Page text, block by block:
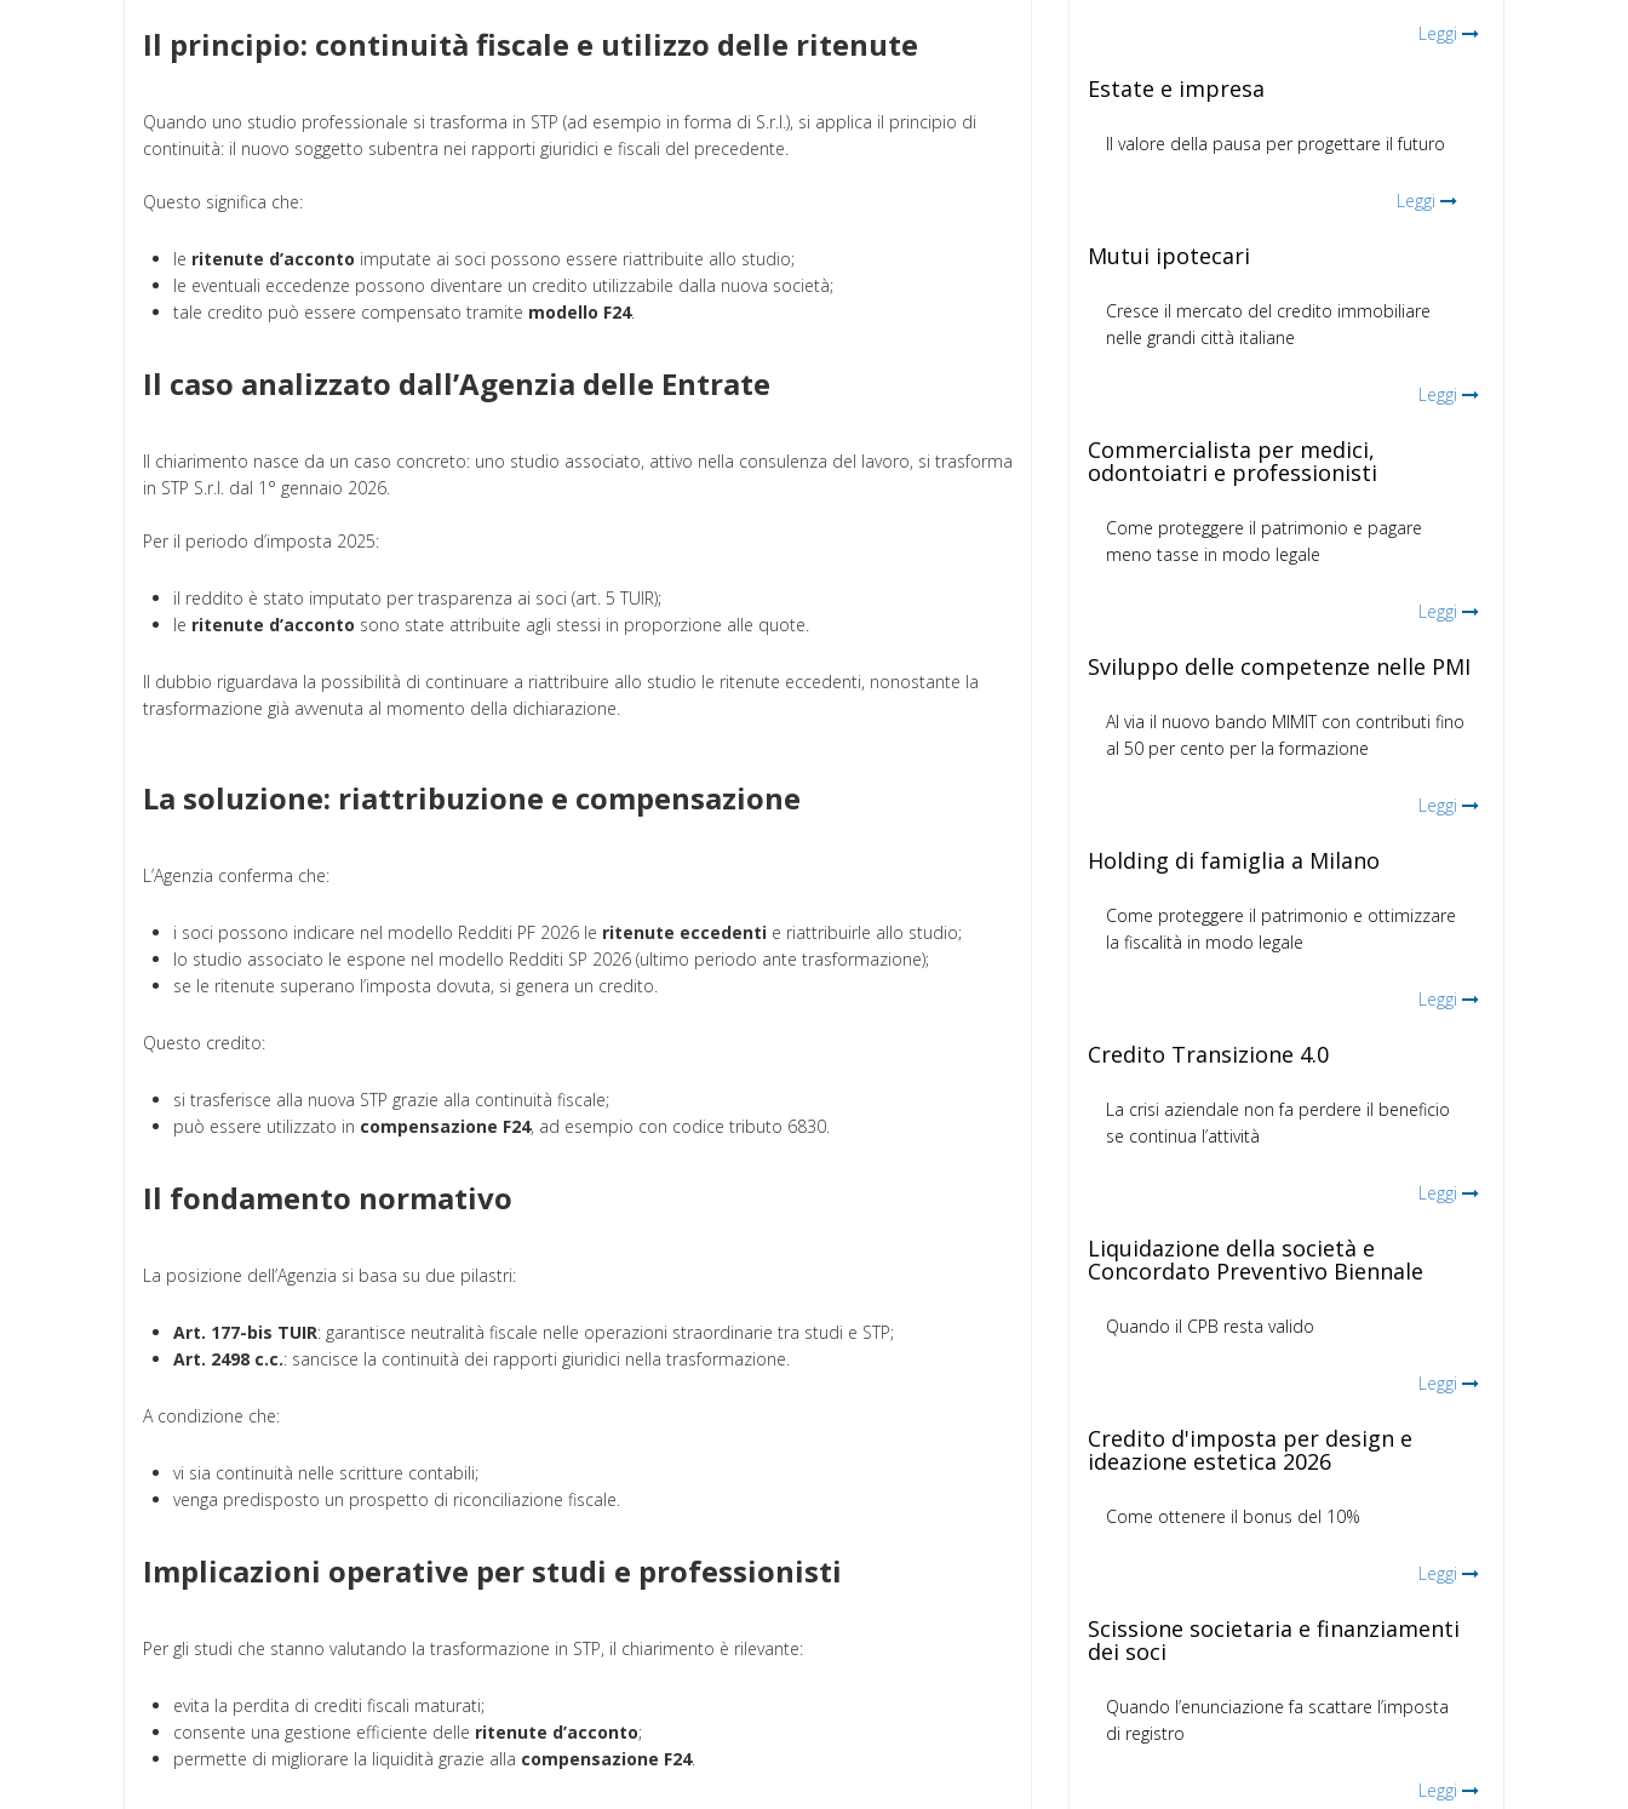
Il principio: continuità fiscale e utilizzo delle ritenute
Quando uno studio professionale si trasforma in STP (ad esempio in forma di S.r.l.), si applica il principio di
continuità: il nuovo soggetto subentra nei rapporti giuridici e fiscali del precedente.
Questo significa che:
le ritenute d’acconto imputate ai soci possono essere riattribuite allo studio;
le eventuali eccedenze possono diventare un credito utilizzabile dalla nuova società;
tale credito può essere compensato tramite modello F24.
Il caso analizzato dall’Agenzia delle Entrate
Il chiarimento nasce da un caso concreto: uno studio associato, attivo nella consulenza del lavoro, si trasforma
in STP S.r.l. dal 1° gennaio 2026.
Per il periodo d’imposta 2025:
il reddito è stato imputato per trasparenza ai soci (art. 5 TUIR);
le ritenute d’acconto sono state attribuite agli stessi in proporzione alle quote.
Il dubbio riguardava la possibilità di continuare a riattribuire allo studio le ritenute eccedenti, nonostante la
trasformazione già avvenuta al momento della dichiarazione.
La soluzione: riattribuzione e compensazione
L’Agenzia conferma che:
i soci possono indicare nel modello Redditi PF 2026 le ritenute eccedenti e riattribuirle allo studio;
lo studio associato le espone nel modello Redditi SP 2026 (ultimo periodo ante trasformazione);
se le ritenute superano l’imposta dovuta, si genera un credito.
Questo credito:
si trasferisce alla nuova STP grazie alla continuità fiscale;
può essere utilizzato in compensazione F24, ad esempio con codice tributo 6830.
Il fondamento normativo
La posizione dell’Agenzia si basa su due pilastri:
Art. 177-bis TUIR: garantisce neutralità fiscale nelle operazioni straordinarie tra studi e STP;
Art. 2498 c.c.: sancisce la continuità dei rapporti giuridici nella trasformazione.
A condizione che:
vi sia continuità nelle scritture contabili;
venga predisposto un prospetto di riconciliazione fiscale.
Implicazioni operative per studi e professionisti
Per gli studi che stanno valutando la trasformazione in STP, il chiarimento è rilevante:
evita la perdita di crediti fiscali maturati;
consente una gestione efficiente delle ritenute d’acconto;
permette di migliorare la liquidità grazie alla compensazione F24.
Leggi
Estate e impresa
Il valore della pausa per progettare il futuro
Leggi
Mutui ipotecari
Cresce il mercato del credito immobiliare
nelle grandi città italiane
Leggi
Commercialista per medici,
odontoiatri e professionisti
Come proteggere il patrimonio e pagare
meno tasse in modo legale
Leggi
Sviluppo delle competenze nelle PMI
Al via il nuovo bando MIMIT con contributi fino
al 50 per cento per la formazione
Leggi
Holding di famiglia a Milano
Come proteggere il patrimonio e ottimizzare
la fiscalità in modo legale
Leggi
Credito Transizione 4.0
La crisi aziendale non fa perdere il beneficio
se continua l’attività
Leggi
Liquidazione della società e
Concordato Preventivo Biennale
Quando il CPB resta valido
Leggi
Credito d'imposta per design e
ideazione estetica 2026
Come ottenere il bonus del 10%
Leggi
Scissione societaria e finanziamenti
dei soci
Quando l’enunciazione fa scattare l’imposta
di registro
Leggi